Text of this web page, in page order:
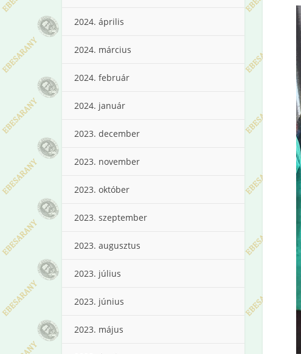
2024. április
2024. március
2024. február
2024. január
2023. december
2023. november
2023. október
2023. szeptember
2023. augusztus
2023. július
2023. június
2023. május